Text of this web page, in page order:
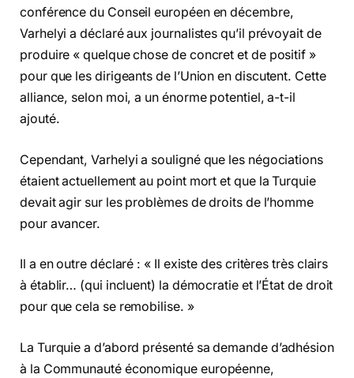
conférence du Conseil européen en décembre,
Varhelyi a déclaré aux journalistes qu’il prévoyait de
produire « quelque chose de concret et de positif »
pour que les dirigeants de l’Union en discutent. Cette
alliance, selon moi, a un énorme potentiel, a-t-il
ajouté.
Cependant, Varhelyi a souligné que les négociations
étaient actuellement au point mort et que la Turquie
devait agir sur les problèmes de droits de l’homme
pour avancer.
Il a en outre déclaré : « Il existe des critères très clairs
à établir… (qui incluent) la démocratie et l’État de droit
pour que cela se remobilise. »
La Turquie a d’abord présenté sa demande d’adhésion
à la Communauté économique européenne,